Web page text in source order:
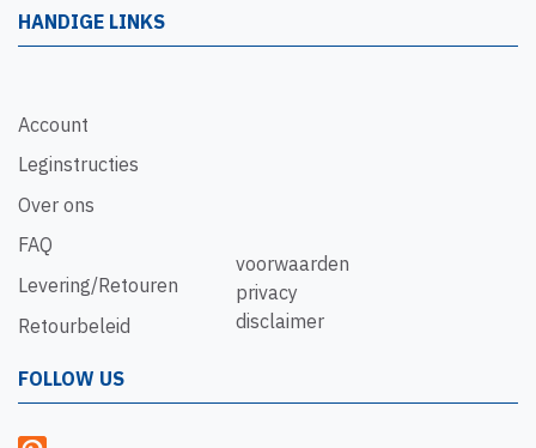
HANDIGE LINKS
Account
Leginstructies
Over ons
FAQ
Levering/Retouren
Retourbeleid
voorwaarden
privacy
disclaimer
FOLLOW US